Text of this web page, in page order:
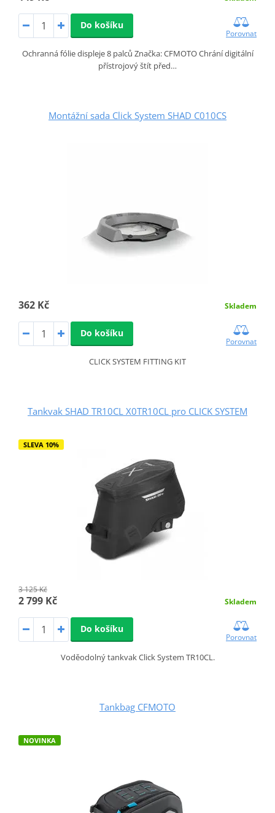
Do košíku
Porovnat
Ochranná fólie displeje 8 palců Značka: CFMOTO Chrání digitální
přístrojový štít před…
Montážní sada Click System SHAD C010CS
362 Kč Skladem
Do košíku
Porovnat
CLICK SYSTEM FITTING KIT
Tankvak SHAD TR10CL X0TR10CL pro CLICK SYSTEM
SLEVA 10%
3 125 Kč
2 799 Kč Skladem
Do košíku
Porovnat
Voděodolný tankvak Click System TR10CL.
Tankbag CFMOTO
NOVINKA